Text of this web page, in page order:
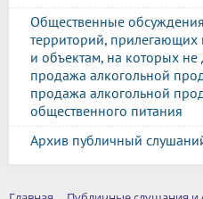
Общественные
территорий,
и объектам, на которых не
продажа алкогольной
продажа алкогольной
общественного питания
Архив публичный